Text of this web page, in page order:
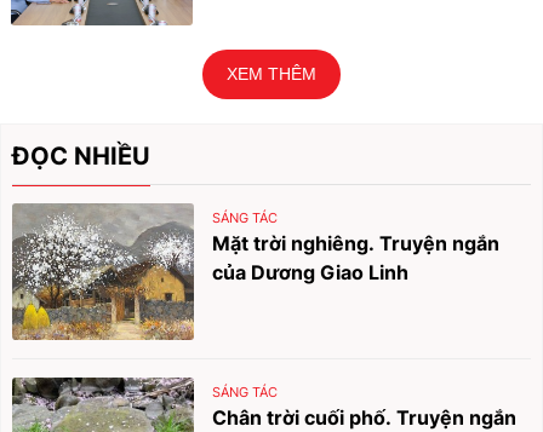
XEM THÊM
ĐỌC NHIỀU
SÁNG TÁC
Mặt trời nghiêng. Truyện ngắn
của Dương Giao Linh
SÁNG TÁC
Chân trời cuối phố. Truyện ngắn